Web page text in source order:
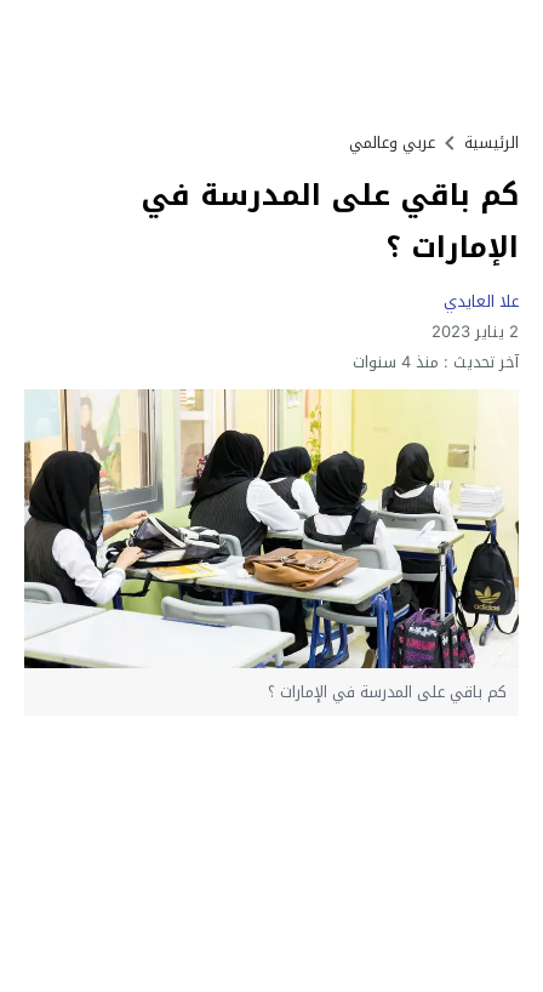
الرئيسية عربي وعالمي
كم باقي على المدرسة في
الإمارات ؟
علا العايدي
2 يناير 2023
آخر تحديث : منذ 4 سنوات
كم باقي على المدرسة في الإمارات ؟